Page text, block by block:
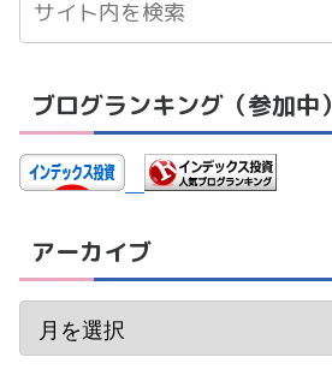
ブログランキング（参加中）
アーカイブ